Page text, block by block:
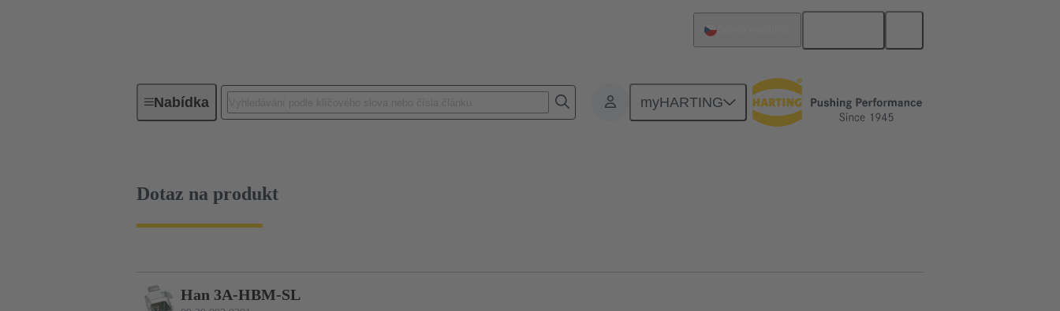
Nabídka myHARTING
Průmyslové konektory / Han® Kryty Pro průmyslové aplikace 09 20 003 0301 Dotaz na produkt
Dotaz na produkt
Han 3A-HBM-SL